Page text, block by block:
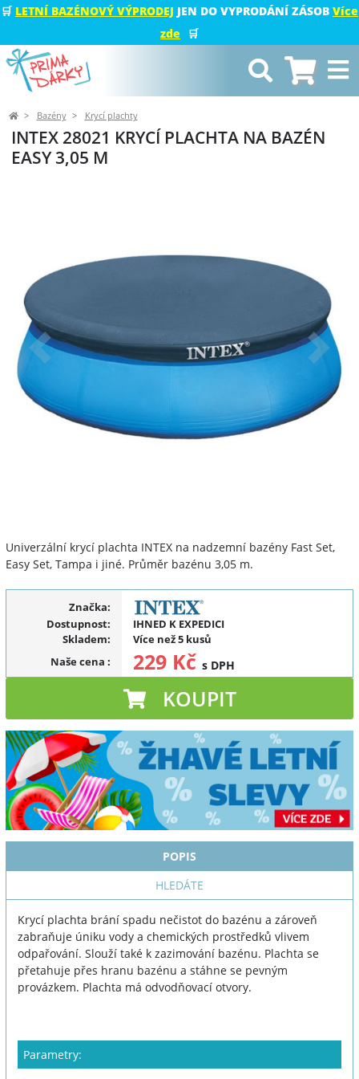
🛒 LETNÍ BAZÉNOVÝ VÝPRODEJ JEN DO VYPRODÁNÍ ZÁSOB Více
zde
🛒
Bazény Krycí plachty
INTEX 28021 KRYCÍ PLACHTA NA BAZÉN
EASY 3,05 M
Předchozí Další
Univerzální krycí plachta INTEX na nadzemní bazény Fast Set,
Easy Set, Tampa i jiné. Průměr bazénu 3,05 m.
Značka:
Dostupnost:
IHNED K EXPEDICI
Skladem:
Více než 5 kusů
Naše cena : 229 Kč s DPH
KOUPIT
POPIS
HLEDÁTE
Krycí plachta brání spadu nečistot do bazénu a zároveň
zabraňuje úniku vody a chemických prostředků vlivem
odpařování. Slouží také k zazimování bazénu. Plachta se
přetahuje přes hranu bazénu a stáhne se pevným
provázkem. Plachta má odvodňovací otvory.
Parametry: